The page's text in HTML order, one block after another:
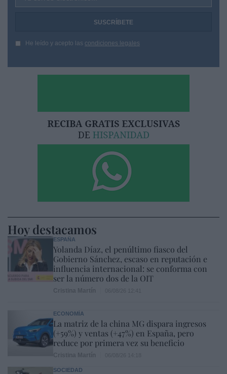
He leído y acepto las condiciones legales
Hoy destacamos
ESPAÑA
Yolanda Díaz, el penúltimo fiasco del
Gobierno Sánchez, escaso en reputación e
influencia internacional: se conforma con
ser la número dos de la OIT
ECONOMÍA
La matriz de la china MG dispara ingresos
(+59%) y ventas (+47%) en España, pero
reduce por primera vez su beneficio
SOCIEDAD